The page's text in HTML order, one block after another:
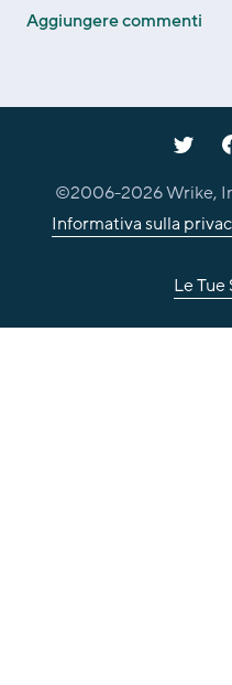
Aggiungere commenti
©2006-2026Wrike,
Informativa sulla
Le